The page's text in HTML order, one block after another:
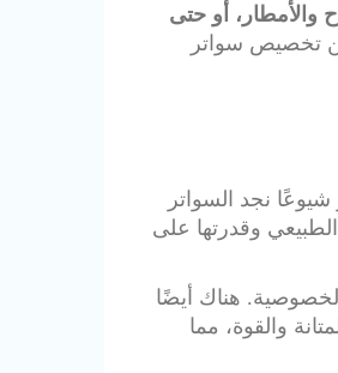
والأمطار، أو حتى
تخصيص سواتر
شيوعًا نجد السواتر
وقدرتها على
هناك أيضًا
والقوة، مما